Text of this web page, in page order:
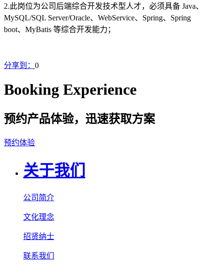
2.此岗位为公司后端综合开发技术型人才，必须具备 Java、
MySQL/SQL Server/Oracle、WebService、Spring、Spring
boot、MyBatis 等综合开发能力；
分享到： 0
Booking Experience
预约产品体验，迅速获取方案
预约体验
关于我们
公司简介
文化理念
招贤纳士
联系我们